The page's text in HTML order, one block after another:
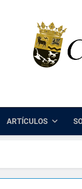
ARTÍCULOS